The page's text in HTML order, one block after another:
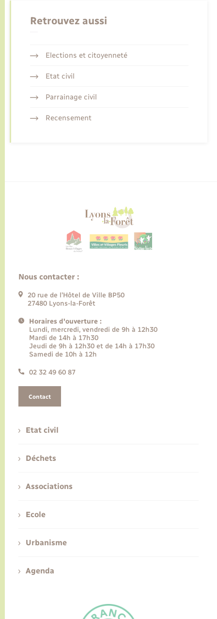
Retrouvez aussi
Elections et citoyenneté
Etat civil
Parrainage civil
Recensement
Nous contacter :
20 rue de l’Hôtel de Ville BP50
27480 Lyons-la-Forêt
Horaires d'ouverture :
Lundi, mercredi, vendredi de 9h à 12h30
Mardi de 14h à 17h30
Jeudi de 9h à 12h30 et de 14h à 17h30
Samedi de 10h à 12h
02 32 49 60 87
Contact
Etat civil
Déchets
Associations
Ecole
Urbanisme
Agenda